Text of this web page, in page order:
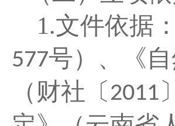
1.文件依据
577号）、《
（财社〔 2011 〕